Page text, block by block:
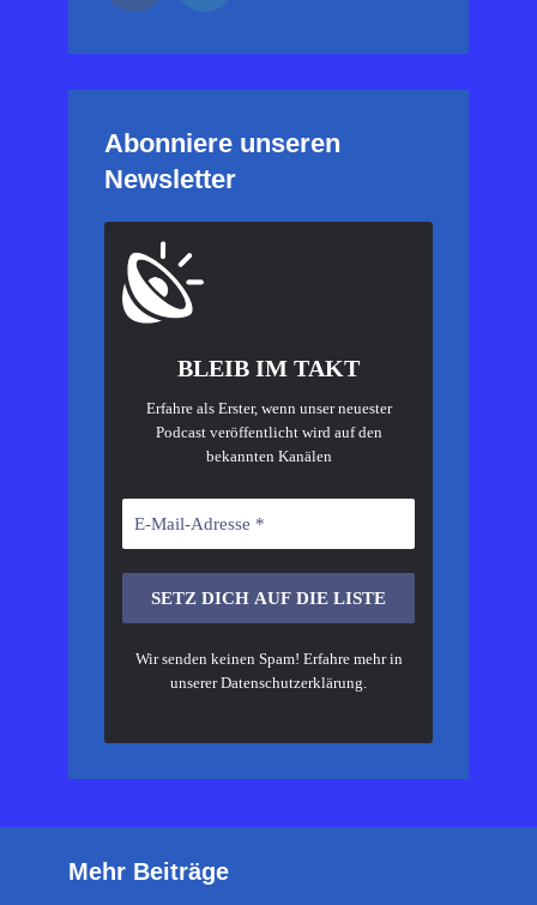
Abonniere unseren
Newsletter
BLEIB IM TAKT
Erfahre als Erster, wenn unser neuester
Podcast veröffentlicht wird auf den
bekannten Kanälen
Wir senden keinen Spam! Erfahre mehr in
unsererDatenschutzerklärung
Mehr Beiträge